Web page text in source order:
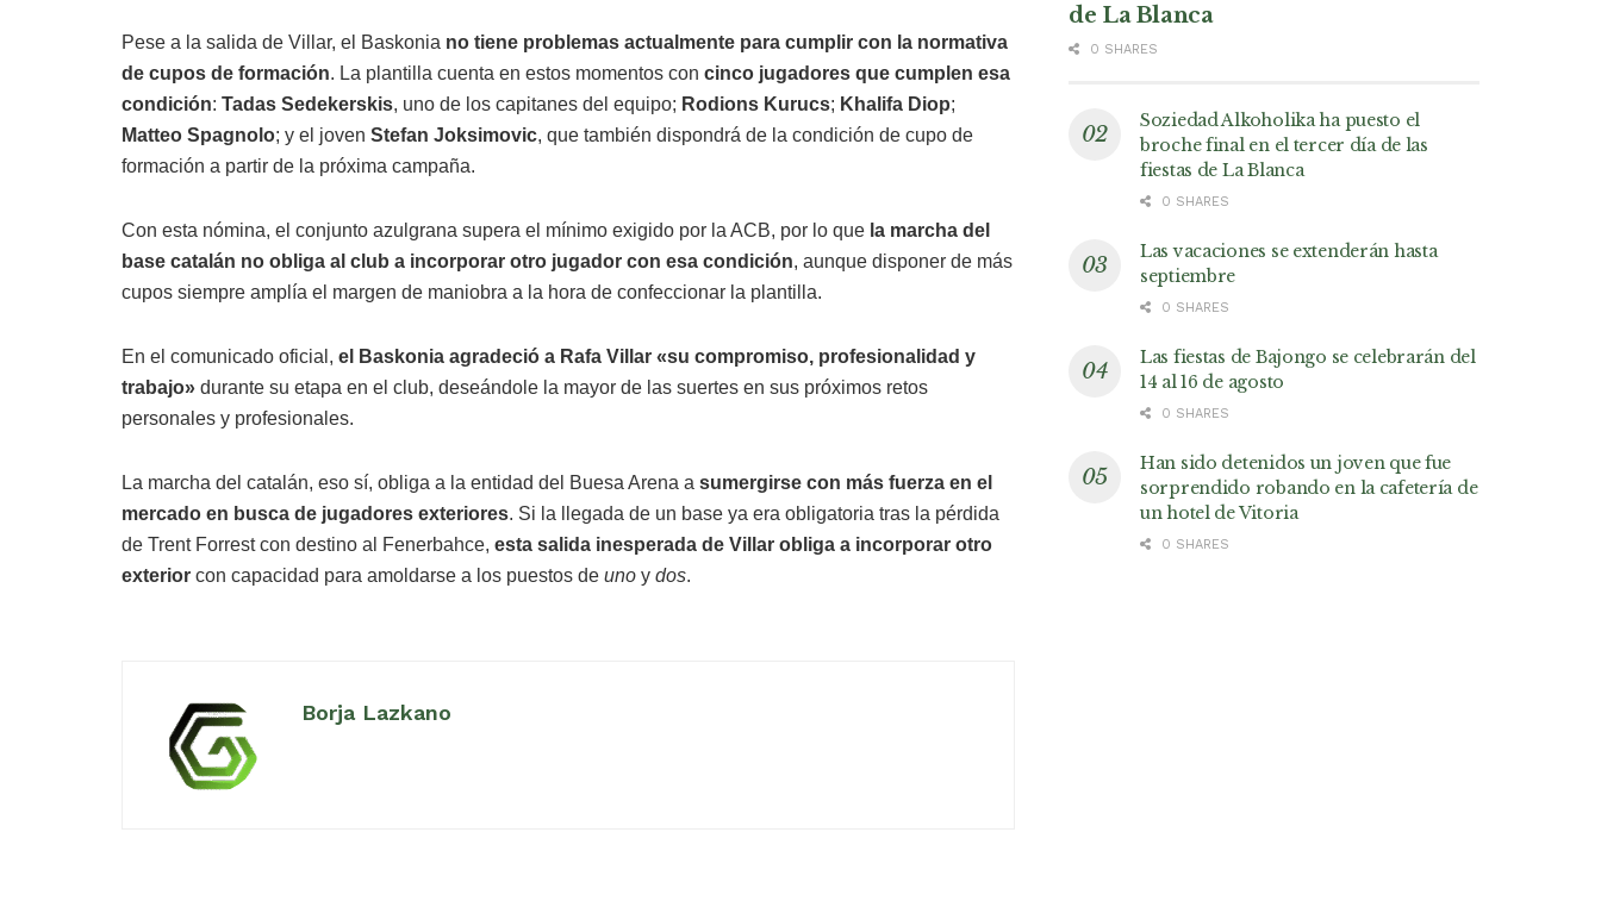
Pese a la salida de Villar, el Baskonia no tiene problemas actualmente para cumplir con la normativa
de cupos de formación. La plantilla cuenta en estos momentos con cinco jugadores que cumplen esa
condición: Tadas Sedekerskis, uno de los capitanes del equipo; Rodions Kurucs; Khalifa Diop;
Matteo Spagnolo; y el joven Stefan Joksimovic, que también dispondrá de la condición de cupo de
formación a partir de la próxima campaña.
Con esta nómina, el conjunto azulgrana supera el mínimo exigido por la ACB, por lo que la marcha del
base catalán no obliga al club a incorporar otro jugador con esa condición, aunque disponer de más
cupos siempre amplía el margen de maniobra a la hora de confeccionar la plantilla.
En el comunicado oficial, el Baskonia agradeció a Rafa Villar «su compromiso, profesionalidad y
trabajo» durante su etapa en el club, deseándole la mayor de las suertes en sus próximos retos
personales y profesionales.
La marcha del catalán, eso sí, obliga a la entidad del Buesa Arena a sumergirse con más fuerza en el
mercado en busca de jugadores exteriores. Si la llegada de un base ya era obligatoria tras la pérdida
de Trent Forrest con destino al Fenerbahce, esta salida inesperada de Villar obliga a incorporar otro
exterior con capacidad para amoldarse a los puestos de uno y dos.
Borja Lazkano
de La Blanca
0 SHARES
Soziedad Alkoholika ha puesto el
broche final en el tercer día de las
fiestas de La Blanca
0 SHARES
Las vacaciones se extenderán hasta
septiembre
0 SHARES
Las fiestas de Bajongo se celebrarán del
14 al 16 de agosto
0 SHARES
Han sido detenidos un joven que fue
sorprendido robando en la cafetería de
un hotel de Vitoria
0 SHARES